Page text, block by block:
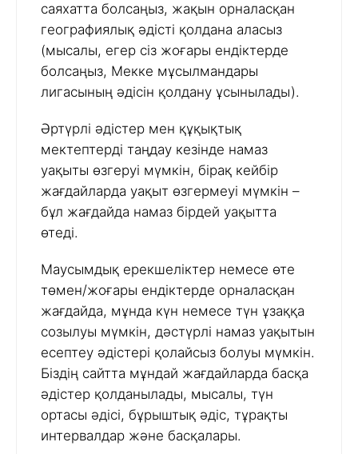
саяхатта болсаңыз, жақын орналасқан
географиялық әдісті қолдана аласыз
(мысалы, егер сіз жоғары ендіктерде
болсаңыз, Мекке мұсылмандары
лигасының әдісін қолдану ұсынылады).
Әртүрлі әдістер мен құқықтық
мектептерді таңдау кезінде намаз
уақыты өзгеруі мүмкін, бірақ кейбір
жағдайларда уақыт өзгермеуі мүмкін –
бұл жағдайда намаз бірдей уақытта
өтеді.
Маусымдық ерекшеліктер немесе өте
төмен/жоғары ендіктерде орналасқан
жағдайда, мұнда күн немесе түн ұзаққа
созылуы мүмкін, дәстүрлі намаз уақытын
есептеу әдістері қолайсыз болуы мүмкін.
Біздің сайтта мұндай жағдайларда басқа
әдістер қолданылады, мысалы, түн
ортасы әдісі, бұрыштық әдіс, тұрақты
интервалдар және басқалары.